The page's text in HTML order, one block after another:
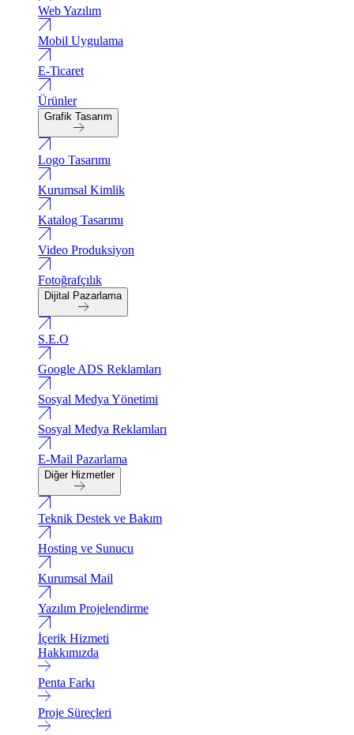
Web Yazılım
Mobil Uygulama
E-Ticaret
Ürünler
Grafik Tasarım
Logo Tasarımı
Kurumsal Kimlik
Katalog Tasarımı
Video Produksiyon
Fotoğrafçılık
Dijital Pazarlama
S.E.O
Google ADS Reklamları
Sosyal Medya Yönetimi
Sosyal Medya Reklamları
E-Mail Pazarlama
Diğer Hizmetler
Teknik Destek ve Bakım
Hosting ve Sunucu
Kurumsal Mail
Yazılım Projelendirme
İçerik Hizmeti
Hakkımızda
Penta Farkı
Proje Süreçleri